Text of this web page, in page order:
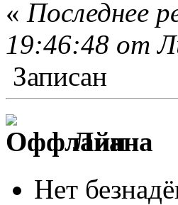
« Последнее
19:46:48 от
Записан
Лиана
Нет